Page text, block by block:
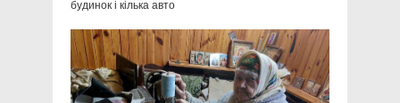
будинок і кілька авто